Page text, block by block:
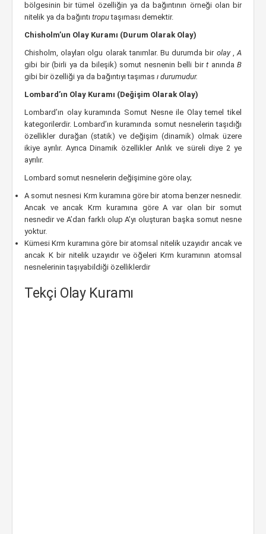
bölgesinin bir tümel özelliğin ya da bağıntının örneği olan bir
nitelik ya da bağıntı troputaşıması demektir.
Chisholm’un Olay Kuramı (Durum Olarak Olay)
Chisholm, olayları olgu olarak tanımlar. Bu durumda bir olay ,A
gibi bir (birli ya da bileşik) somut nesnenin belli bir t anında B
gibi bir özelliği ya da bağıntıyı taşımas ı durumudur.
Lombard’ın Olay Kuramı (Değişim Olarak Olay)
Lombard’ın olay kuramında Somut Nesne ile Olay temel tikel
kategorilerdir. Lombard’ın kuramında somut nesnelerin taşıdığı
özellikler durağan (statik) ve değişim (dinamik) olmak üzere
ikiye ayrılır. Ayrıca Dinamik özellikler Anlık ve süreli diye 2 ye
ayrılır.
Lombard somut nesnelerin değişimine göre olay;
A somut nesnesi Krm kuramına göre bir atoma benzer nesnedir.
Ancak ve ancak Krm kuramına göre A var olan bir somut
nesnedir ve A’dan farklı olup A’yı oluşturan başka somut nesne
yoktur.
Kümesi Krm kuramına göre bir atomsal nitelik uzayıdır ancak ve
ancak K bir nitelik uzayıdır ve öğeleri Krm kuramının atomsal
nesnelerinin taşıyabildiği özelliklerdir
Tekçi Olay Kuramı